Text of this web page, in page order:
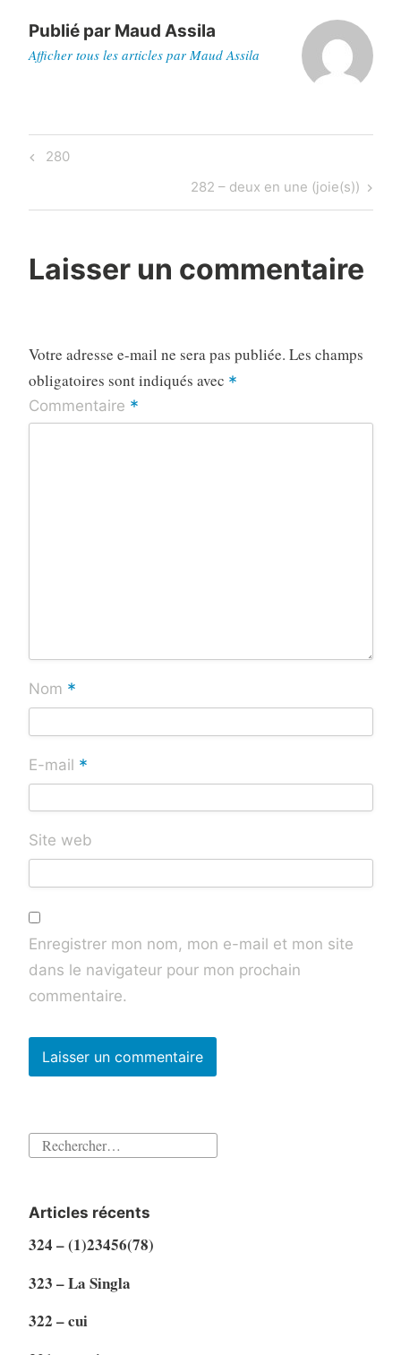
Publié par Maud Assila
Afficher tous les articles par Maud Assila
Navigation
Previous
280
Next
Post
282 – deux en une (joie(s))
Laisser un commentaire
Votre adresse e-mail ne sera pas publiée. Les champs
obligatoires sont indiqués avec *
Commentaire *
Nom *
E-mail *
Site web
Enregistrer mon nom, mon e-mail et mon site
dans le navigateur pour mon prochain
commentaire.
Rechercher :
Articles récents
324 – (1)23456(78)
323 – La Singla
322 – cui